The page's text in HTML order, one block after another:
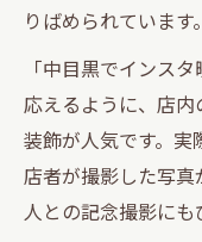
りばめられています。
「中目黒でインス
応えるように、店
装飾が人気です。実
店者が撮影した写
人との記念撮影にも